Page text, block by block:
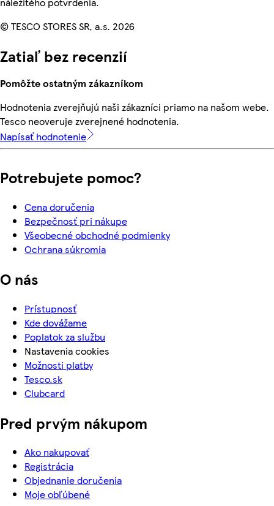
© TESCO STORES SR, a.s. 2026
Zatiaľ bez recenzií
Pomôžte ostatným zákazníkom
Hodnotenia zverejňujú naši zákazníci priamo na našom webe.
Tesco neoveruje zverejnené hodnotenia.
Napísať hodnotenie
Potrebujete pomoc?
Cena doručenia
Bezpečnosť pri nákupe
Všeobecné obchodné podmienky
Ochrana súkromia
O nás
Prístupnosť
Kde dovážame
Poplatok za službu
Nastavenia cookies
Možnosti platby
Tesco.sk
Clubcard
Pred prvým nákupom
Ako nakupovať
Registrácia
Objednanie doručenia
Moje obľúbené